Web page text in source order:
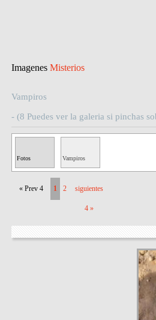
ImagenesMisterios
Vampiros
- (8 Puedes ver la galeria si pinchas
Fotos Vampiros
« Prev 4 1 2 siguientes
4 »